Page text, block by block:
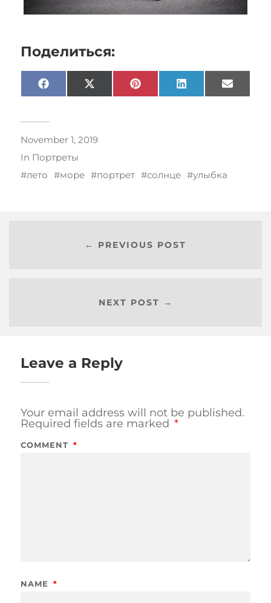
Поделиться:
Facebook X
(Twitter)
Pinterest LinkedIn Email
November 1, 2019
In Портреты
лето
море портрет солнце улыбка
← PREVIOUS POST
NEXT POST →
Leave a Reply
Your email address will not be published.
Required fields are marked *
COMMENT *
NAME *